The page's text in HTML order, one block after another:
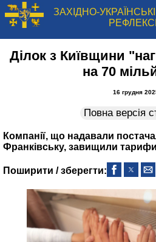
ЗАХІДНО-
РЕФЛЕКСІЇ
Ділок з Київщини
на 70
16 грудня
Повна версія
Компанії, що надавали
Франківську, завищили
Поширити / зберегти: